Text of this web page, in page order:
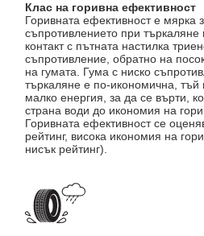
Клас на горивна ефективност
Горивната ефективност е мярка
съпротивлението при търкаляне
контакт с пътната настилка
съпротивление, обратно на
на гумата. Гума с ниско
търкаляне е по-икономична, тъй
малко енергия, за да се върти,
страна води до икономия на
Горивната ефективност се
рейтинг, висока икономия на
нисък рейтинг).